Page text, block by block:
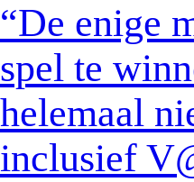
“De enige
spel te
helemaal
inclusief